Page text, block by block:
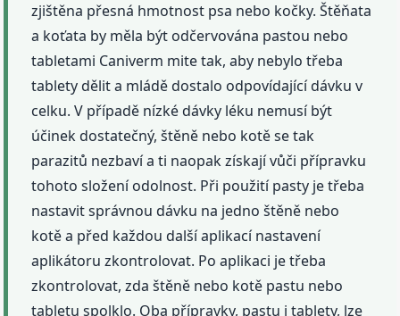
zjištěna přesná hmotnost psa nebo kočky. Štěňata
a koťata by měla být odčervována pastou nebo
tabletami Caniverm mite tak, aby nebylo třeba
tablety dělit a mládě dostalo odpovídající dávku v
celku. V případě nízké dávky léku nemusí být
účinek dostatečný, štěně nebo kotě se tak
parazitů nezbaví a ti naopak získají vůči přípravku
tohoto složení odolnost. Při použití pasty je třeba
nastavit správnou dávku na jedno štěně nebo
kotě a před každou další aplikací nastavení
aplikátoru zkontrolovat. Po aplikaci je třeba
zkontrolovat, zda štěně nebo kotě pastu nebo
tabletu spolklo. Oba přípravky, pastu i tablety, lze